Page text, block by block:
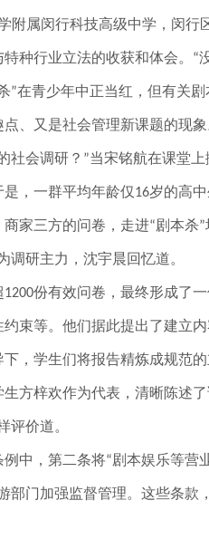
附属闵行科技高级中学，闵
种行业立法的收获和体会。 “
”在青少年中正当红，但有关
、又是社会管理新课题的现象
社会调研？ ”当宋铭航在课堂
，一群平均年龄仅16岁的高
家三方的问卷，走进“剧本杀”
调研主力，沈宇晨回忆道。
1200份有效问卷，最终形成了一
束等。他们据此提出了建立
，学生们将报告精炼成规范
方梓欢作为代表，清晰陈述
评价道。
例中，第二条将“剧本娱乐等营
部门加强监督管理。这些条